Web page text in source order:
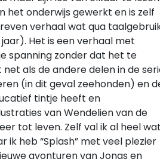
het onderwijs gewerkt en is zelf
verhaal wat qua
Het is een verhaal met
spanning zonder dat het te
als de andere delen in de
(in dit geval zeehonden) en
tintje heeft en
van Wendelien van de
tot leven. Zelf val ik al heel wat
heb “Splash” met veel plezier
avonturen van Jonas en